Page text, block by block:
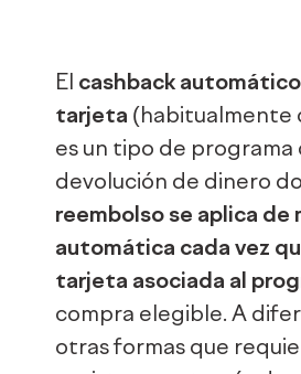
El cashback
tarjeta (habitualmente
es un tipo de programa
devolución de dinero
reembolso se aplica de
automática cada vez
tarjeta asociada al
compra elegible. A
otras formas que